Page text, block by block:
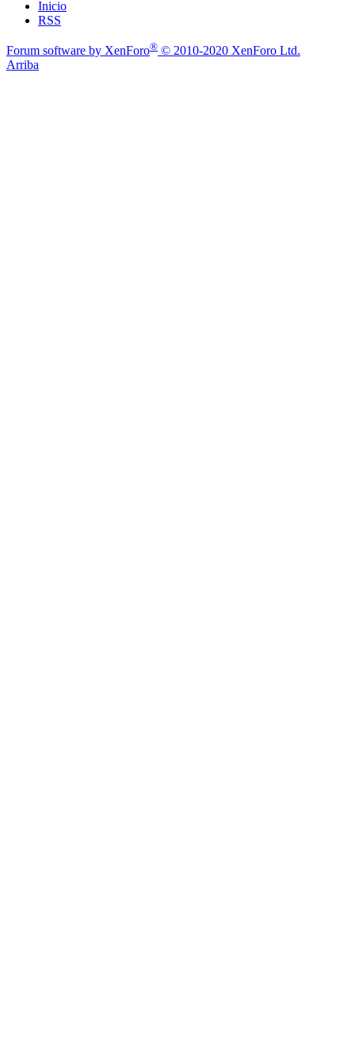
Inicio
RSS
Forum software by XenForo® © 2010-2020 XenForo Ltd.
Arriba